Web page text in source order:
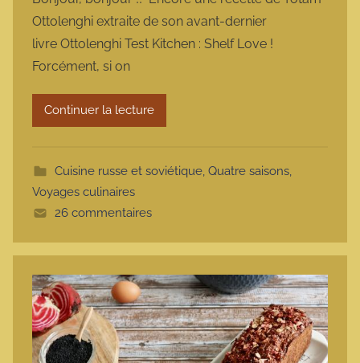
r
m
a
t
e
Ottolenghi extraite de son avant-dernier
livre Ottolenghi Test Kitchen : Shelf Love !
Forcément, si on
Continuer la lecture
Cuisine russe et soviétique, Quatre saisons,
Voyages culinaires
26 commentaires